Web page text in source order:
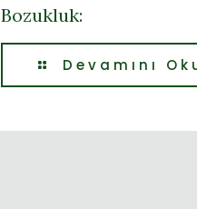
Bozukluk:
Devamını